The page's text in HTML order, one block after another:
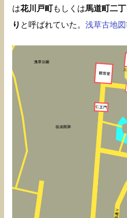
は花川戸町もしくは馬道町二丁
り と呼ばれていた。 浅草古地図